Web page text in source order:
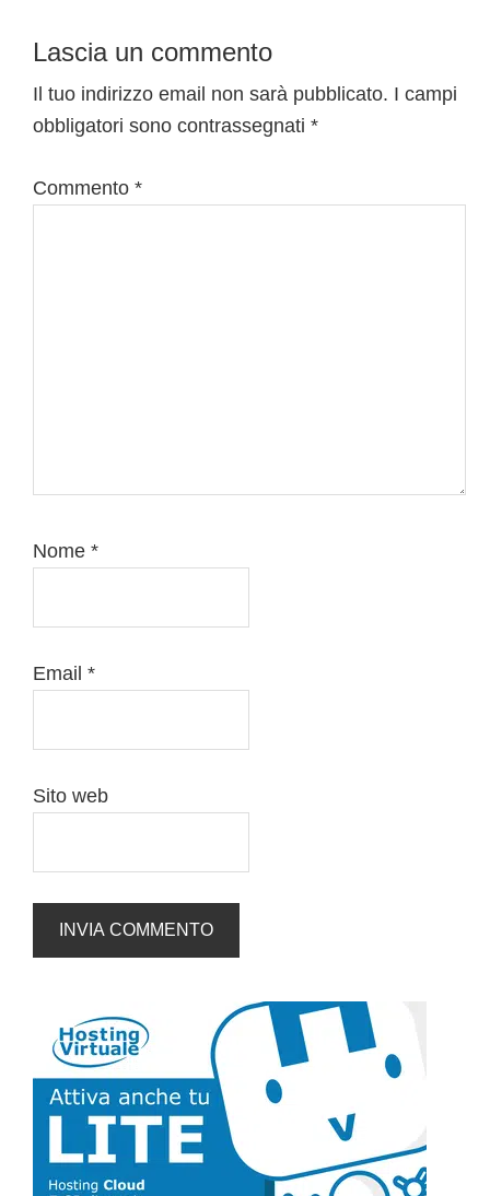
Interazioni
del
lettore
Lascia un commento
Il tuo indirizzo email non sarà pubblicato. I campi
obbligatori sono contrassegnati *
Commento *
Nome *
Email *
Sito web
Barra
laterale
primaria